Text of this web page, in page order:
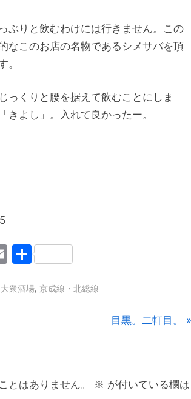
ぷりと飲むわけには行きません。この
なこのお店の名物であるシメサバを頂
。
っくりと腰を据えて飲むことにしま
きよし」。入れて良かったー。
Email
共
大衆酒場, 京成線・北総線
N
P
目黒。二軒目。
とはありません。 ※ が付いている欄は